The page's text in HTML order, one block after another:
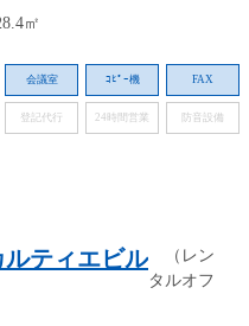
㎡
会議室 ｺﾋﾟｰ機 FAX
登記代行 24時間営業 防音設備
ティエビル （レン
タルオフ